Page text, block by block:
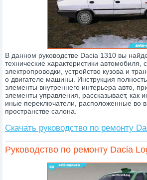
ЗАЗ Зил Камаз Краз
Москвич УАЗ Урал
В данном руководстве Dacia 1310 вы
технические характеристики автомобиля,
электропроводки, устройство кузова и
о двигателе машины. Инструкция
элементы внутреннего интерьера авто,
элементы управления, рассказывает, как
иные переключатели, расположенные во
пространстве салона.
Скачать руководство по ремонту
Руководство по ремонту Dacia